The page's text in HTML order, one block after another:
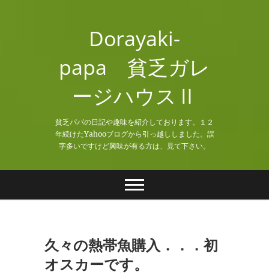
Dorayaki-
papa 貧乏ガレ
ージハウスⅡ
貧乏パパの日記や趣味を紹介しております。１２
年続けたYahooブログから引っ越ししました。誤
字多いですけど興味が有る方は、見て下さい。
久々の熱帯魚購入．．．初
オスカーです。